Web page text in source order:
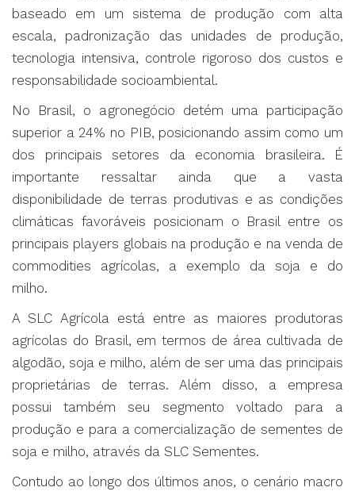
baseado em um sistema de produção com alta
escala, padronização das unidades de produção,
tecnologia intensiva, controle rigoroso dos custos e
responsabilidade socioambiental.
No Brasil, o agronegócio detém uma participação
superior a 24% no PIB, posicionando assim como um
dos principais setores da economia brasileira. É
importante ressaltar ainda que a vasta
disponibilidade de terras produtivas e as condições
climáticas favoráveis posicionam o Brasil entre os
principais players globais na produção e na venda de
commodities agrícolas, a exemplo da soja e do
milho.
A SLC Agrícola está entre as maiores produtoras
agrícolas do Brasil, em termos de área cultivada de
algodão, soja e milho, além de ser uma das principais
proprietárias de terras. Além disso, a empresa
possui também seu segmento voltado para a
produção e para a comercialização de sementes de
soja e milho, através da SLC Sementes.
Contudo ao longo dos últimos anos, o cenário macro